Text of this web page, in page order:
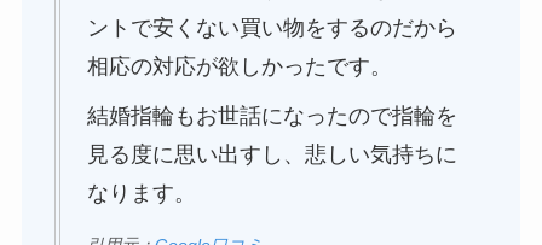
ントで安くない買い物をするのだから
相応の対応が欲しかったです。
結婚指輪もお世話になったので指輪を
見る度に思い出すし、悲しい気持ちに
なります。